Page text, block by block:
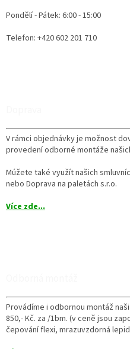
Pondělí - Pátek: 6:00 - 15:00
Telefon: +420 602 201 710
V rámci objednávky je možnost
provedení odborné montáže
Múžete také využít našich
nebo Doprava na paletách s.r.o.
Více zde...
Provádíme i odbornou montáž
850,- Kč. za /1bm. (v ceně jsou
čepování flexi, mrazuvzdorná